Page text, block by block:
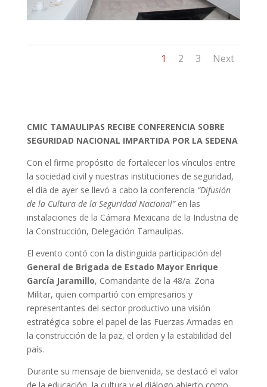
1 2 3 Next
CMIC TAMAULIPAS RECIBE CONFERENCIA SOBRE
SEGURIDAD NACIONAL IMPARTIDA POR LA SEDENA
Con el firme propósito de fortalecer los vínculos entre
la sociedad civil y nuestras instituciones de seguridad,
el día de ayer se llevó a cabo la conferencia “Difusión
de la Cultura de la Seguridad Nacional”en las
instalaciones de la Cámara Mexicana de la Industria de
la Construcción, Delegación Tamaulipas.
El evento contó con la distinguida participación del
General de Brigada de Estado Mayor Enrique
García Jaramillo, Comandante de la 48/a. Zona
Militar, quien compartió con empresarios y
representantes del sector productivo una visión
estratégica sobre el papel de las Fuerzas Armadas en
la construcción de la paz, el orden y la estabilidad del
país.
Durante su mensaje de bienvenida, se destacó el valor